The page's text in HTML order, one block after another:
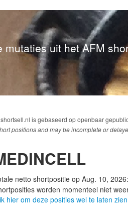
mutaties uit het AFM
is gebaseerd op openbaar
positions and may be incomplete or
netto shortpositie op Aug. 10,
worden momenteel niet
hier om deze posities wel te laten zien